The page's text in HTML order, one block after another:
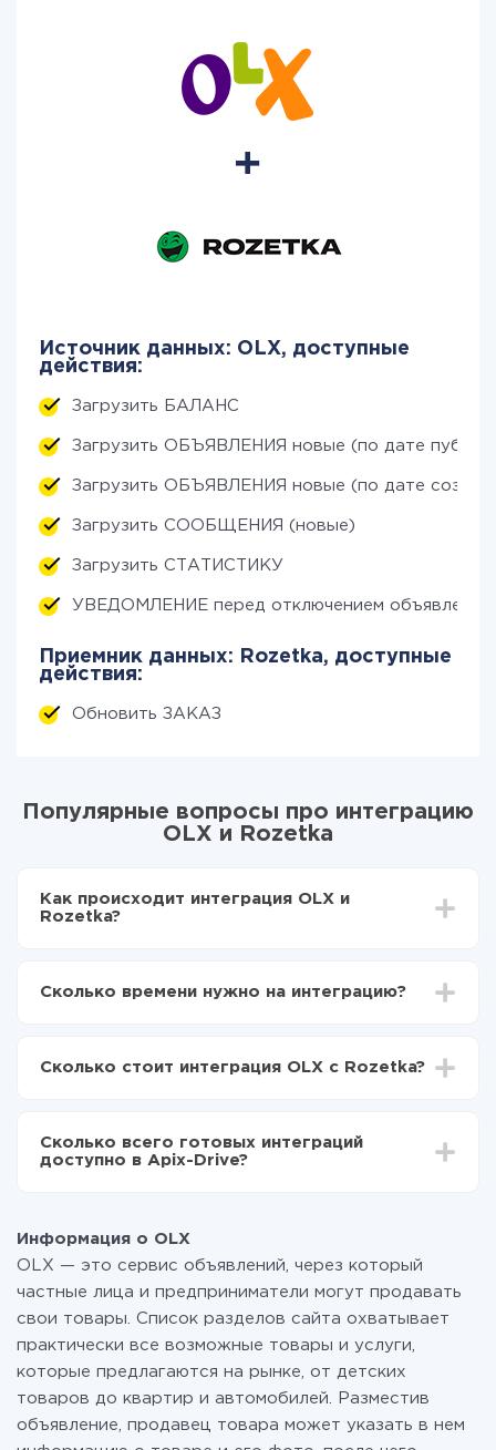
Источник данных: OLX, доступные
действия:
Загрузить БАЛАНС
Загрузить ОБЪЯВЛЕНИЯ новые (по дате
Загрузить ОБЪЯВЛЕНИЯ новые (по дате
Загрузить СООБЩЕНИЯ (новые)
Загрузить СТАТИСТИКУ
УВЕДОМЛЕНИЕ перед отключением объявления
Приемник данных: Rozetka, доступные
действия:
Обновить ЗАКАЗ
Популярные вопросы про интеграцию
OLX и Rozetka
Как происходит интеграция OLX и
Rozetka?
Выбираете какие данные передавать из OLX в
передаваться из OLX в Rozetka
Сколько времени нужно на интеграцию?
отличаться и составлять от 5-ти до 30-минут. В
Сколько стоит интеграция OLX с Rozetka?
функционал. Вы оплачиваете только количество
данных, которые по факту передаются из одной
перейти на платный, при необходимости. Подробнее
о тарифах.
Сколько всего готовых интеграций
доступно в Apix-Drive?
Информация о OLX
OLX — это сервис объявлений, через который
частные лица и предприниматели могут продавать
свои товары. Список разделов сайта охватывает
практически все возможные товары и услуги,
которые предлагаются на рынке, от детских
товаров до квартир и автомобилей. Разместив
объявление, продавец товара может указать в нем